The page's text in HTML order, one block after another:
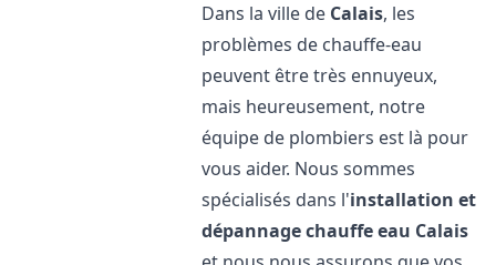
Dans la ville de Calais, les
problèmes de chauffe-eau
peuvent être très ennuyeux,
mais heureusement, notre
équipe de plombiers est là pour
vous aider. Nous sommes
spécialisés dans l'installation et
dépannage chauffe eau Calais